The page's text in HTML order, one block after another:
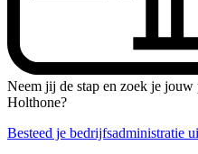
Neem jij de stap en zoek je jouw
Holthone?
Besteed je bedrijfsadministratie